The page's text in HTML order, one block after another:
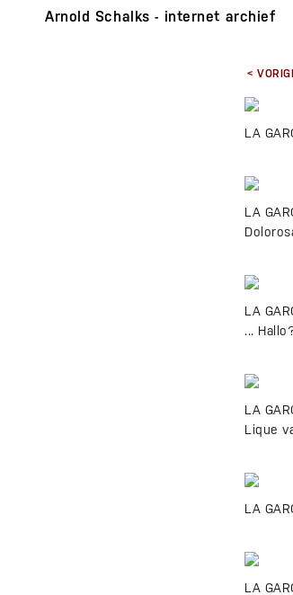
Arnold Schalks - internet archief
<
LA
LA
LA
...
LA
Lique
LA
LA